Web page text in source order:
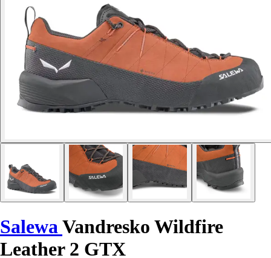
Salewa Vandresko Wildfire
Leather 2 GTX